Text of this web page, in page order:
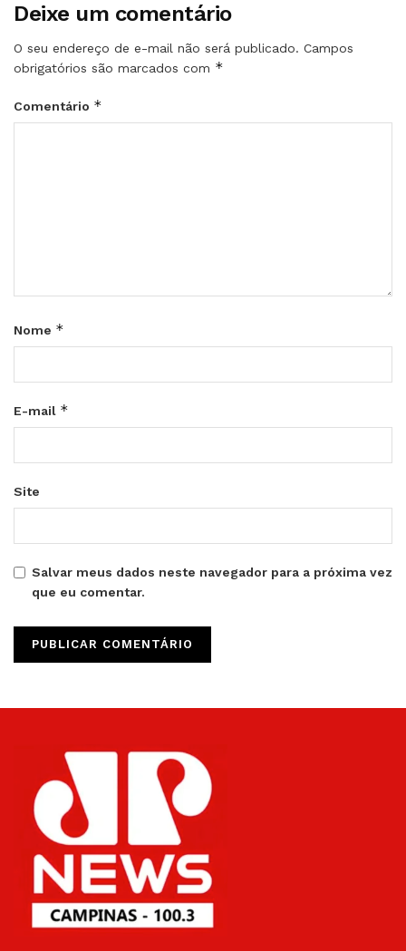
Deixe um comentário
O seu endereço de e-mail não será publicado. Campos
obrigatórios são marcados com *
Comentário *
Nome *
E-mail *
Site
Salvar meus dados neste navegador para a próxima vez
que eu comentar.